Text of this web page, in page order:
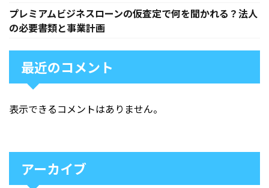
プレミアムビジネスローンの仮査定で何を聞かれる？法人
の必要書類と事業計画
最近のコメント
表示できるコメントはありません。
アーカイブ